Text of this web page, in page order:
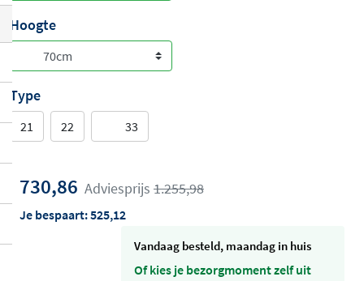
Hoogte
Type
21 22 33
730,86 Adviesprijs 1.255,98
Je bespaart:525,12
vandaag besteld, maandag in huis
Of kies je bezorgmoment zelf uit